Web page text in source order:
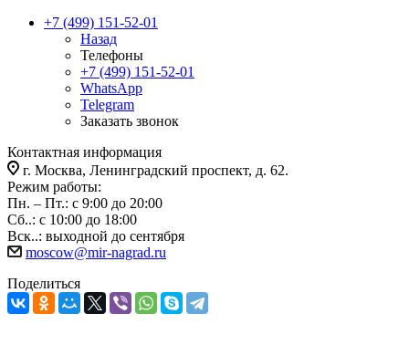
+7 (499) 151-52-01
Назад
Телефоны
+7 (499) 151-52-01
WhatsApp
Telegram
Заказать звонок
Контактная информация
г. Москва, Ленинградский проспект, д. 62.
Режим работы:
Пн. – Пт.: с 9:00 до 20:00
Сб..: с 10:00 до 18:00
Вск..: выходной до сентября
moscow@mir-nagrad.ru
Поделиться